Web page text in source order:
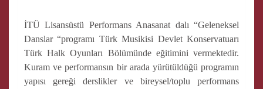
İTÜ Lisansüstü Performans Anasanat dalı “Geleneksel
Danslar “programı Türk Musikisi Devlet Konservatuarı
Türk Halk Oyunları Bölümünde eğitimini vermektedir.
Kuram ve performansın bir arada yürütüldüğü programın
yapısı gereği derslikler ve bireysel/toplu performans